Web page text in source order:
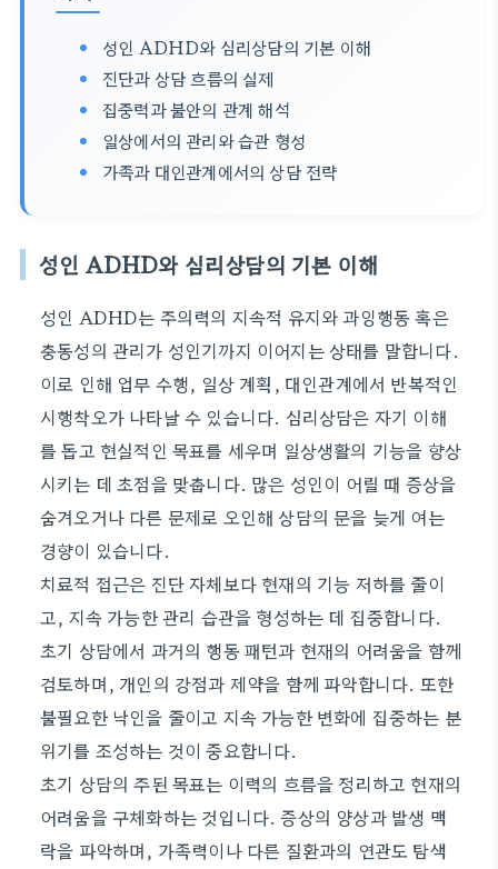
성인 ADHD와 심리상담의 기본 이해
진단과 상담 흐름의 실제
집중력과 불안의 관계 해석
일상에서의 관리와 습관 형성
가족과 대인관계에서의 상담 전략
성인 ADHD와 심리상담의 기본 이해
성인 ADHD는 주의력의 지속적 유지와 과잉행동 혹은
충동성의 관리가 성인기까지 이어지는 상태를 말합니다.
이로 인해 업무 수행, 일상 계획, 대인관계에서 반복적인
시행착오가 나타날 수 있습니다. 심리상담은 자기 이해
를 돕고 현실적인 목표를 세우며 일상생활의 기능을 향상
시키는 데 초점을 맞춥니다. 많은 성인이 어릴 때 증상을
숨겨오거나 다른 문제로 오인해 상담의 문을 늦게 여는
경향이 있습니다.
치료적 접근은 진단 자체보다 현재의 기능 저하를 줄이
고, 지속 가능한 관리 습관을 형성하는 데 집중합니다.
초기 상담에서 과거의 행동 패턴과 현재의 어려움을 함께
검토하며, 개인의 강점과 제약을 함께 파악합니다. 또한
불필요한 낙인을 줄이고 지속 가능한 변화에 집중하는 분
위기를 조성하는 것이 중요합니다.
초기 상담의 주된 목표는 이력의 흐름을 정리하고 현재의
어려움을 구체화하는 것입니다. 증상의 양상과 발생 맥
락을 파악하며, 가족력이나 다른 질환과의 연관도 탐색